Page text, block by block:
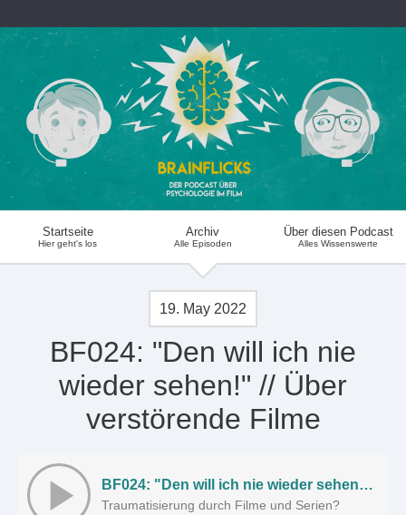
Startseite
Hier geht's los
Archiv
Alle Episoden
Über diesen Podcast
Alles Wissenswerte
19. May 2022
BF024: "Den will ich nie
wieder sehen!" // Über
verstörende Filme
BF024: "Den will ich nie wieder sehen!" // Über verstörende Filme
Traumatisierung durch Filme und Serien?